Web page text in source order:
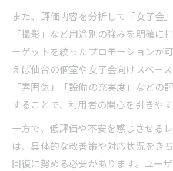
レンタルスペース評価を基
ン最適化法
レンタルスペース評価分析
向
レンタルスペース評価が
影響
レビューを武器にしたレンタル
戦略
レンタルスペースレビュー
また、評価内容を分析して「女子会」
「撮影」など用途別の強みを明確に
ーゲットを絞ったプロモーションが
えば仙台の個室や女子会向けスペー
「雰囲気」「設備の充実度」などの
することで、利用者の関心を引きやす
一方で、低評価や不安を感じさせる
は、具体的な改善策や対応状況をき
回復に努める必要があります。ユー